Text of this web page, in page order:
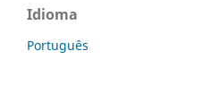
Idioma
Português